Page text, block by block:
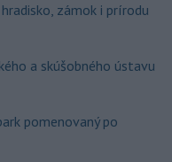
zámok i prírodu
a skúšobného ústavu
pomenovaný po